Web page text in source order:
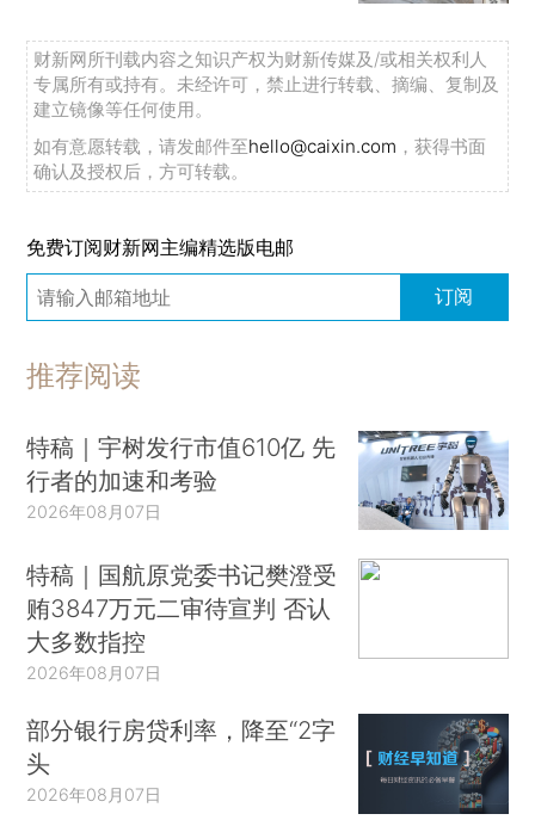
财新网所刊载内容之知识产权为财新传媒及/或相关权利人
专属所有或持有。未经许可，禁止进行转载、摘编、复制及
建立镜像等任何使用。
如有意愿转载，请发邮件至hello@caixin.com ，获得书面
确认及授权后，方可转载。
免费订阅财新网主编精选版电邮
订阅
推荐阅读
特稿｜宇树发行市值610亿 先
行者的加速和考验
2026年08月07日
特稿｜国航原党委书记樊澄受
贿3847万元二审待宣判 否认
大多数指控
2026年08月07日
部分银行房贷利率，降至“2字
头
2026年08月07日